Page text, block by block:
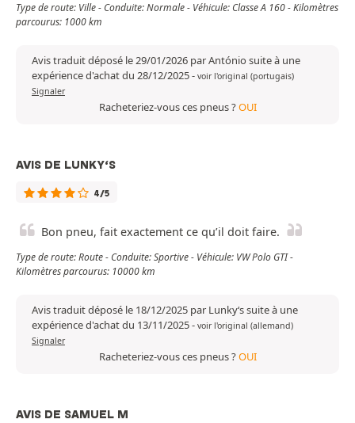
Type de route: Ville - Conduite: Normale - Véhicule: Classe A 160 - Kilomètres
parcourus: 1000 km
Avis traduit déposé le 29/01/2026 par António suite à une
expérience d'achat du 28/12/2025- voir l'original (portugais)
Signaler
Racheteriez-vous ces pneus ?OUI
AVIS DE LUNKY‘S
4/5
Bon pneu, fait exactement ce qu’il doit faire.
Type de route: Route - Conduite: Sportive - Véhicule: VW Polo GTI -
Kilomètres parcourus: 10000 km
Avis traduit déposé le 18/12/2025 par Lunky‘s suite à une
expérience d'achat du 13/11/2025- voir l'original (allemand)
Signaler
Racheteriez-vous ces pneus ?OUI
AVIS DE SAMUEL M